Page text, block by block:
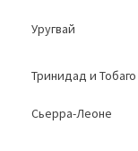
Уругвай
Тринидад и Тобаго
Сьерра-Леоне